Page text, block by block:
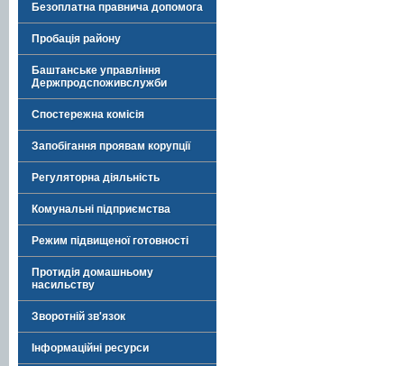
Безоплатна правнича допомога
Пробація району
Баштанське управління
Держпродспоживслужби
Спостережна комісія
Запобігання проявам корупції
Регуляторна діяльність
Комунальні підприємства
Режим підвищеної готовності
Протидія домашньому
насильству
Зворотній зв'язок
Інформаційні ресурси